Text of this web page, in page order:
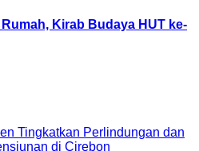
Kirab Budaya HUT ke-